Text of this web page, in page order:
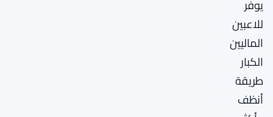
يوفر
للاعبين
الماليين
الكبار
طريقة
أنظف